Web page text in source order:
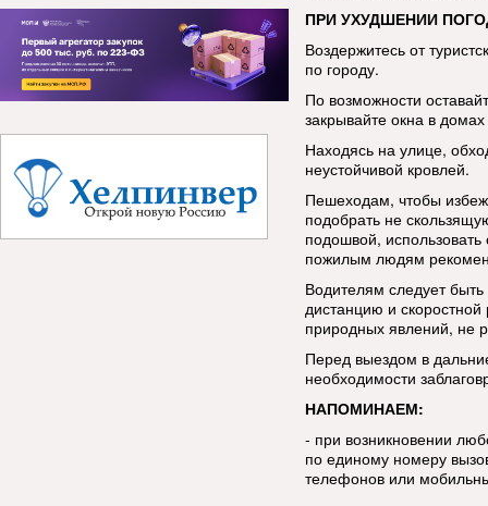
ПРИ УХУДШЕНИИ
Воздержитесь от
по городу.
По возможности
закрывайте окна в
Находясь на улице,
неустойчивой кровлей.
Пешеходам, чтобы
подобрать не
подошвой,
пожилым людям
Водителям следует
дистанцию и
природных явлений, не
Перед выездом в
необходимости
НАПОМИНАЕМ:
- при возникновении
по единому номеру
телефонов или